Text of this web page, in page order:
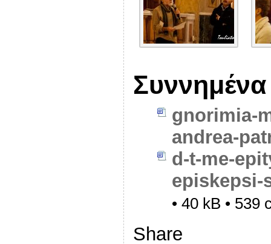
Συννημένα
gnorimia-
andrea-
d-t-me-
episkepsi-
• 40 kB • 539
Share